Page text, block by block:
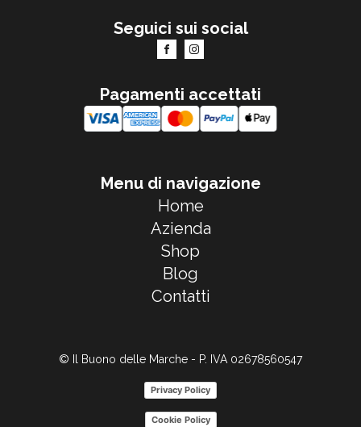
Seguici sui social
Pagamenti accettati
Menu di navigazione
Home
Azienda
Shop
Blog
Contatti
© Il Buono delle Marche - P. IVA 02678560547
Privacy Policy
Cookie Policy